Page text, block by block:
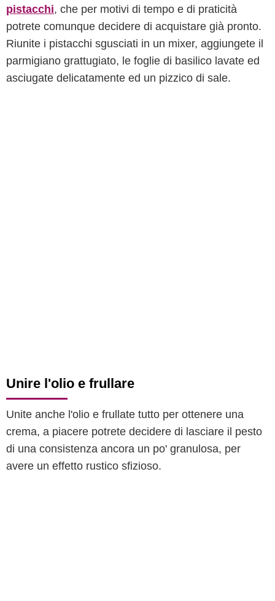
pistacchi, che per motivi di tempo e di praticità
potrete comunque decidere di acquistare già pronto.
Riunite i pistacchi sgusciati in un mixer, aggiungete il
parmigiano grattugiato, le foglie di basilico lavate ed
asciugate delicatamente ed un pizzico di sale.
Unire l'olio e frullare
Unite anche l'olio e frullate tutto per ottenere una
crema, a piacere potrete decidere di lasciare il pesto
di una consistenza ancora un po' granulosa, per
avere un effetto rustico sfizioso.